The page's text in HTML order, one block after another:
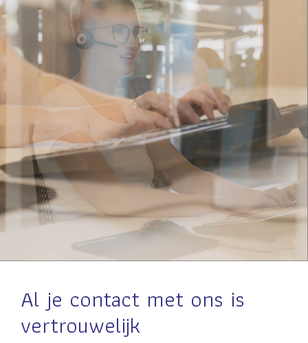
Al je contact met ons is
vertrouwelijk